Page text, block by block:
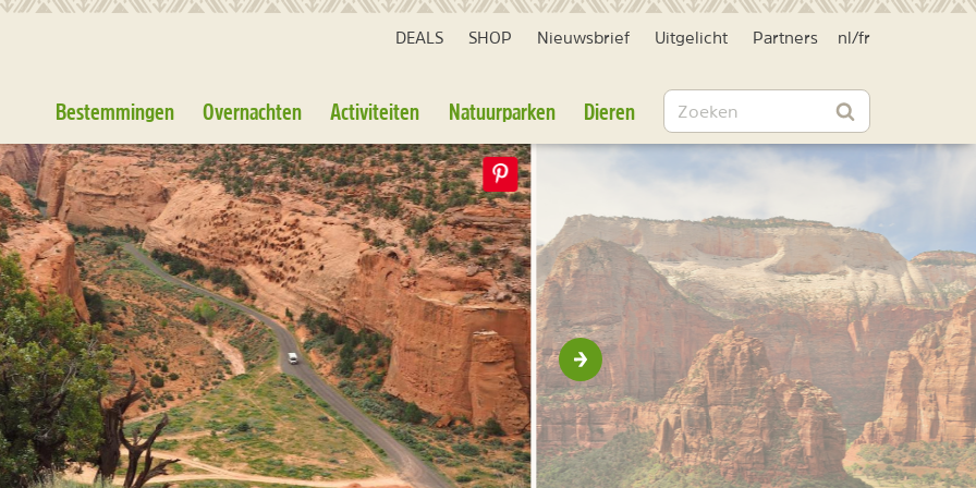
DEALS SHOP Nieuwsbrief Uitgelicht Partners nl /fr
Bestemmingen Overnachten Activiteiten Natuurparken Dieren Zoeken
Zoeken
Volgende